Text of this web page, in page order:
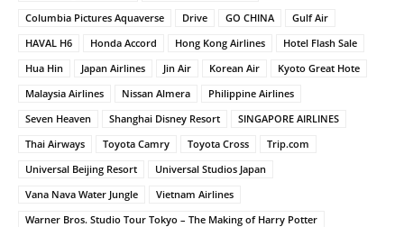
Columbia Pictures Aquaverse
Drive GO CHINA
Gulf Air
HAVAL H6
Honda Accord Hong Kong Airlines
Hotel Flash Sale
Hua Hin
Japan Airlines Jin Air Korean Air
Kyoto Great Hote
Malaysia Airlines
Nissan Almera
Philippine Airlines
Seven Heaven
Shanghai Disney Resort
SINGAPORE AIRLINES
Thai Airways
Toyota Camry Toyota Cross
Trip.com
Universal Beijing Resort
Universal Studios Japan
Vana Nava Water Jungle
Vietnam Airlines
Warner Bros. Studio Tour Tokyo – The Making of Harry Potter